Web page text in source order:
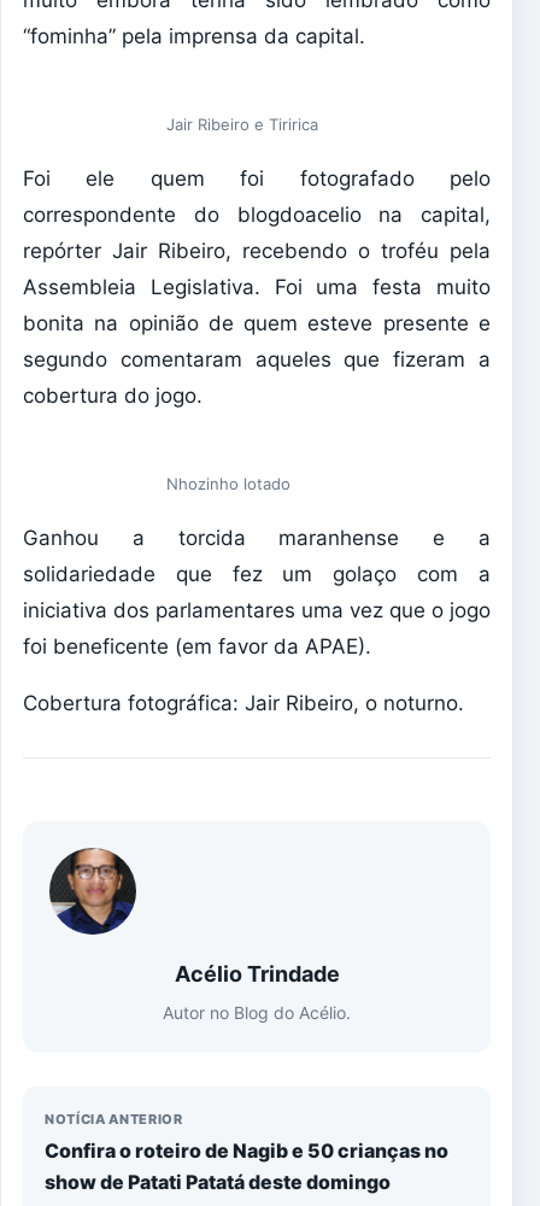
“fominha” pela imprensa da capital.
Jair Ribeiro e Tiririca
Foi ele quem foi fotografado pelo
correspondente do blogdoacelio na capital,
repórter Jair Ribeiro, recebendo o troféu pela
Assembleia Legislativa. Foi uma festa muito
bonita na opinião de quem esteve presente e
segundo comentaram aqueles que fizeram a
cobertura do jogo.
Nhozinho lotado
Ganhou a torcida maranhense e a
solidariedade que fez um golaço com a
iniciativa dos parlamentares uma vez que o jogo
foi beneficente (em favor da APAE).
Cobertura fotográfica: Jair Ribeiro, o noturno.
Acélio Trindade
Autor no Blog do Acélio.
NOTÍCIA ANTERIOR
Confira o roteiro de Nagib e 50 crianças no
show de Patati Patatá deste domingo